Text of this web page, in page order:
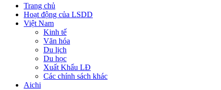
Trang chủ
Hoạt động của LSDD
Việt Nam
Kinh tế
Văn hóa
Du lịch
Du học
Xuất Khẩu LĐ
Các chính sách khác
Aichi